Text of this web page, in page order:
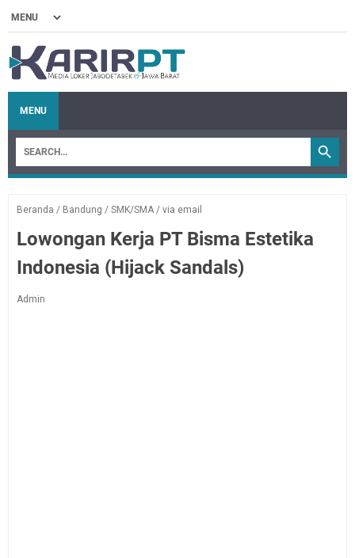
MENU
Beranda / Bandung / SMK/SMA / via email
Lowongan Kerja PT Bisma Estetika
Indonesia (Hijack Sandals)
Admin